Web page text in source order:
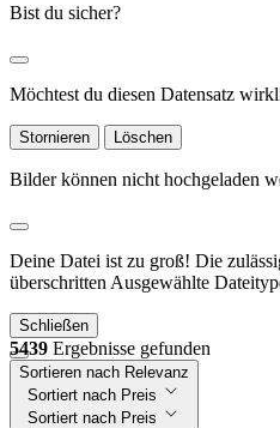
Bist du sicher?
Möchtest du diesen Datensatz
Stornieren Löschen
Bilder können nicht hochgeladen
Deine Datei ist zu groß! Die
überschritten Ausgewählte
Schließen
5439 Ergebnisse gefunden
Sortieren nach Relevanz
Sortiert nach Preis
Sortiert nach Preis